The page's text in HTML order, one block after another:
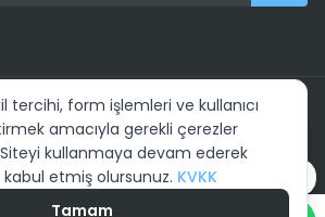
tercihi, form işlemleri ve kullanıcı
amacıyla gerekli çerezler
Siteyi kullanmaya devam ederek
kabul etmiş olursunuz. KVKK
Tamam
Elektronik San. Tic. Ltd. Şti. Tüm Hakları
KVKK aydınlatma metni
Whatsapp ile ulaşın